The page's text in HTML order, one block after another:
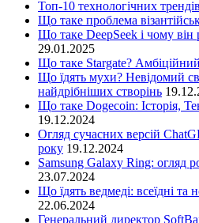
Топ-10 технологічних
Що таке проблема
Що таке DeepSeek і чому він
29.01.2025
Що таке Stargate?
Що їдять мухи? Невідомий
найдрібніших створінь
Що таке Dogecoin: Історія,
19.12.2024
Огляд сучасних версій
року 19.12.2024
Samsung Galaxy Ring: огляд
23.07.2024
Що їдять ведмеді: всеїдні та
22.06.2024
Генеральний директор